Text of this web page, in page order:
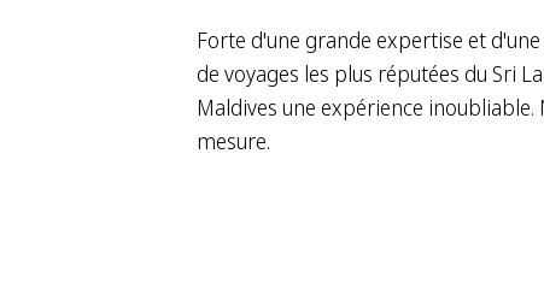
Forte d'une grande expertise et
de voyages les plus réputées du Sri
Maldives une expérience
mesure.